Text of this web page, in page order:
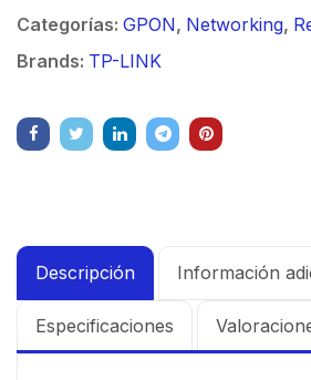
Categorías: GPON, Networking,
Brands: TP-LINK
Descripción Información
Especificaciones